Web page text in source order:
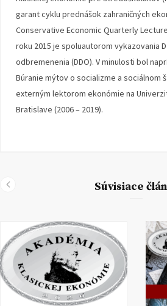
garant cyklu prednášok zahraničných
Conservative Economic Quarterly
roku 2015 je spoluautorom vykazovania
odbremenenia (DDO). V minulosti bol
Búranie mýtov o socializme a sociálnom
externým lektorom ekonómie na
Bratislave (2006 – 2019).
Súvisiace